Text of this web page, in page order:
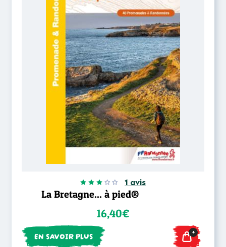
1 avis
La Bretagne... à pied®
16,40€
EN SAVOIR PLUS +